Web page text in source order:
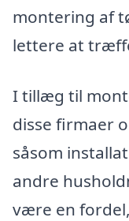
montering af
lettere at
I tillæg til
disse firmaer
såsom
andre
være en